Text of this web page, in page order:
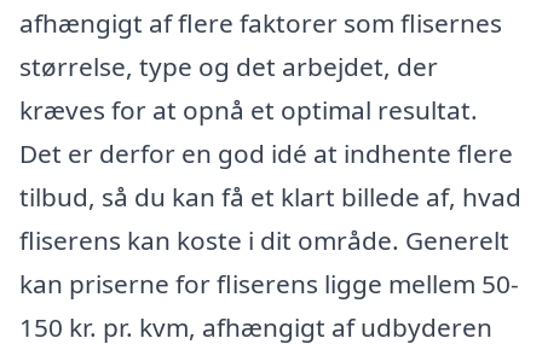
afhængigt af flere faktorer som flisernes
størrelse, type og det arbejdet, der
kræves for at opnå et optimal resultat.
Det er derfor en god idé at indhente flere
tilbud, så du kan få et klart billede af, hvad
fliserens kan koste i dit område. Generelt
kan priserne for fliserens ligge mellem 50-
150 kr. pr. kvm, afhængigt af udbyderen